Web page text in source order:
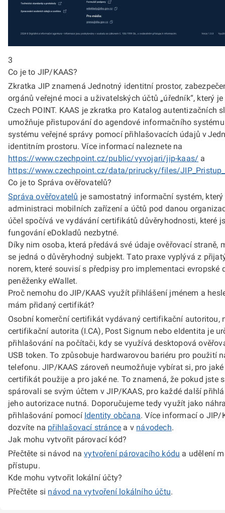
3
Co je to JIP/KAAS?
Zkratka JIP znamená Jednotný identitní prostor,
orgánů veřejné moci a uživatelských účtů „úředník“, který
Czech POINT. KAAS je zkratka pro Katalog autentizačních
umožňuje přistupování do agendové informačního
systému veřejné správy pomocí přihlašovacích údajů v
identitním prostoru. Více informací naleznete na
https://www.czechpoint.cz/public/vyvojari/jip-kaas/ a
https://www.czechpoint.cz/data/prirucky/files/
Co je to Správa ověřovatelů?
Správa ověřovatelů je samostatný informační systém,
administraci mobilních zařízení a účtů pod danou
účel spočívá ve vydávání certifikátů důvěryhodnosti, které
fungování eDokladů nezbytné.
Díky nim osoba, která předává své údaje ověřovací straně,
se jedná o důvěryhodný subjekt. Tato praxe vyplývá z
norem, které souvisí s předpisy pro implementaci evropské
peněženky eWallet.
Proč nemohu do JIP/KAAS využít přihlášení jménem a
mám přidaný certifikát?
Osobní komerční certifikát vydávaný certifikační autoritou,
certifikační autorita (I.CA), Post Signum nebo eIdentita je
přihlašování na počítači, kdy se využívá desktopová
USB token. To způsobuje hardwarovou bariéru pro použití
telefonu. JIP/KAAS zároveň neumožňuje vybírat si, pro
certifikát použije a pro jaké ne. To znamená, že pokud jste
spárovali se svým účtem v JIP/KAAS, pro každé další
jeho autorizace nutná. Doporučujeme tedy využít jako
přihlašování pomocí Identity občana. Více informací o JIP/
dozvíte na přihlašovací stránce a v návodech.
Jak mohu vytvořit párovací kód?
Přečtěte si návod navytvoření párovacího kódu a udělení
přístupu.
Kde mohu vytvořit lokální účty?
Přečtěte si návod na vytvoření lokálního účtu.